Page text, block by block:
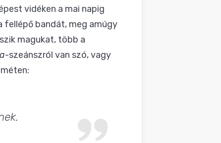
vidéken a mai napig
fellépő bandát, meg amúgy
magukat, több a
-szeánszról van szó, vagy